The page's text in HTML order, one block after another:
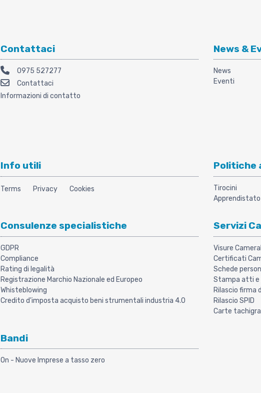
Contattaci
0975 527277
Contattaci
Informazioni di contatto
News &
News
Eventi
Info utili
Terms Privacy Cookies
Politiche
Tirocini
Apprendistato
Consulenze specialistiche
GDPR
Compliance
Rating di legalità
Registrazione Marchio Nazionale ed Europeo
Whisteblowing
Credito d'imposta acquisto beni strumentali industria 4.0
Servizi
Visure
Certificati
Schede
Stampa atti e
Rilascio firma
Rilascio SPID
Carte
Bandi
On - Nuove Imprese a tasso zero